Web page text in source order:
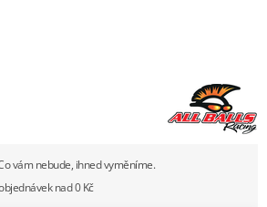
vám nebude, ihned vyměníme.
nad 0 Kč